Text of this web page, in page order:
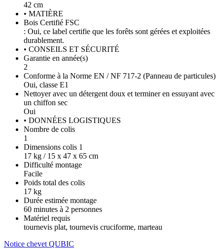
42 cm
• MATIÈRE
Bois Certifié FSC
: Oui, ce label certifie que les forêts sont gérées et exploitées
durablement.
• CONSEILS ET SÉCURITÉ
Garantie en année(s)
2
Conforme à la Norme EN / NF 717-2 (Panneau de particules)
Oui, classe E1
Nettoyer avec un détergent doux et terminer en essuyant avec
un chiffon sec
Oui
• DONNÉES LOGISTIQUES
Nombre de colis
1
Dimensions colis 1
17 kg / 15 x 47 x 65 cm
Difficulté montage
Facile
Poids total des colis
17 kg
Durée estimée montage
60 minutes à 2 personnes
Matériel requis
tournevis plat, tournevis cruciforme, marteau
Notice chevet QUBIC